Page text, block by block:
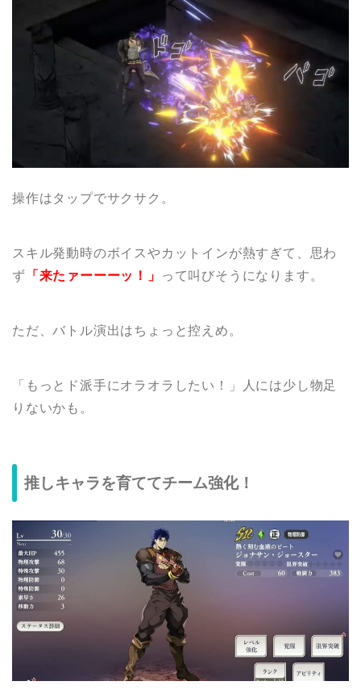
操作はタップでサクサク。
スキル発動時のボイスやカットインが熱すぎて、思わ
ず 「来たァーーーッ！」 って叫びそうになります。
ただ、バトル演出はちょっと控えめ。
「もっとド派手にオラオラしたい！」人には少し物足
りないかも。
推しキャラを育ててチーム強化！